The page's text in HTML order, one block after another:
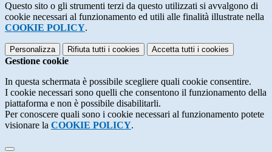
Questo sito o gli strumenti terzi da questo utilizzati si avvalgono di
cookie necessari al funzionamento ed utili alle finalità illustrate nella
COOKIE POLICY.
Personalizza Rifiuta tutti i cookies Accetta tutti i cookies
Gestione cookie
In questa schermata è possibile scegliere quali cookie consentire.
I cookie necessari sono quelli che consentono il funzionamento della
piattaforma e non è possibile disabilitarli.
Per conoscere quali sono i cookie necessari al funzionamento potete
visionare la COOKIE POLICY.